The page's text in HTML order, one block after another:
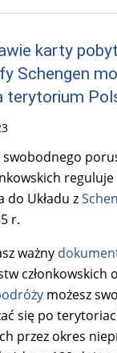
karty
Schengen
terytorium
swobodnego
do Układu z
r.
ważny
członkowskich
możesz
się po
przez okres